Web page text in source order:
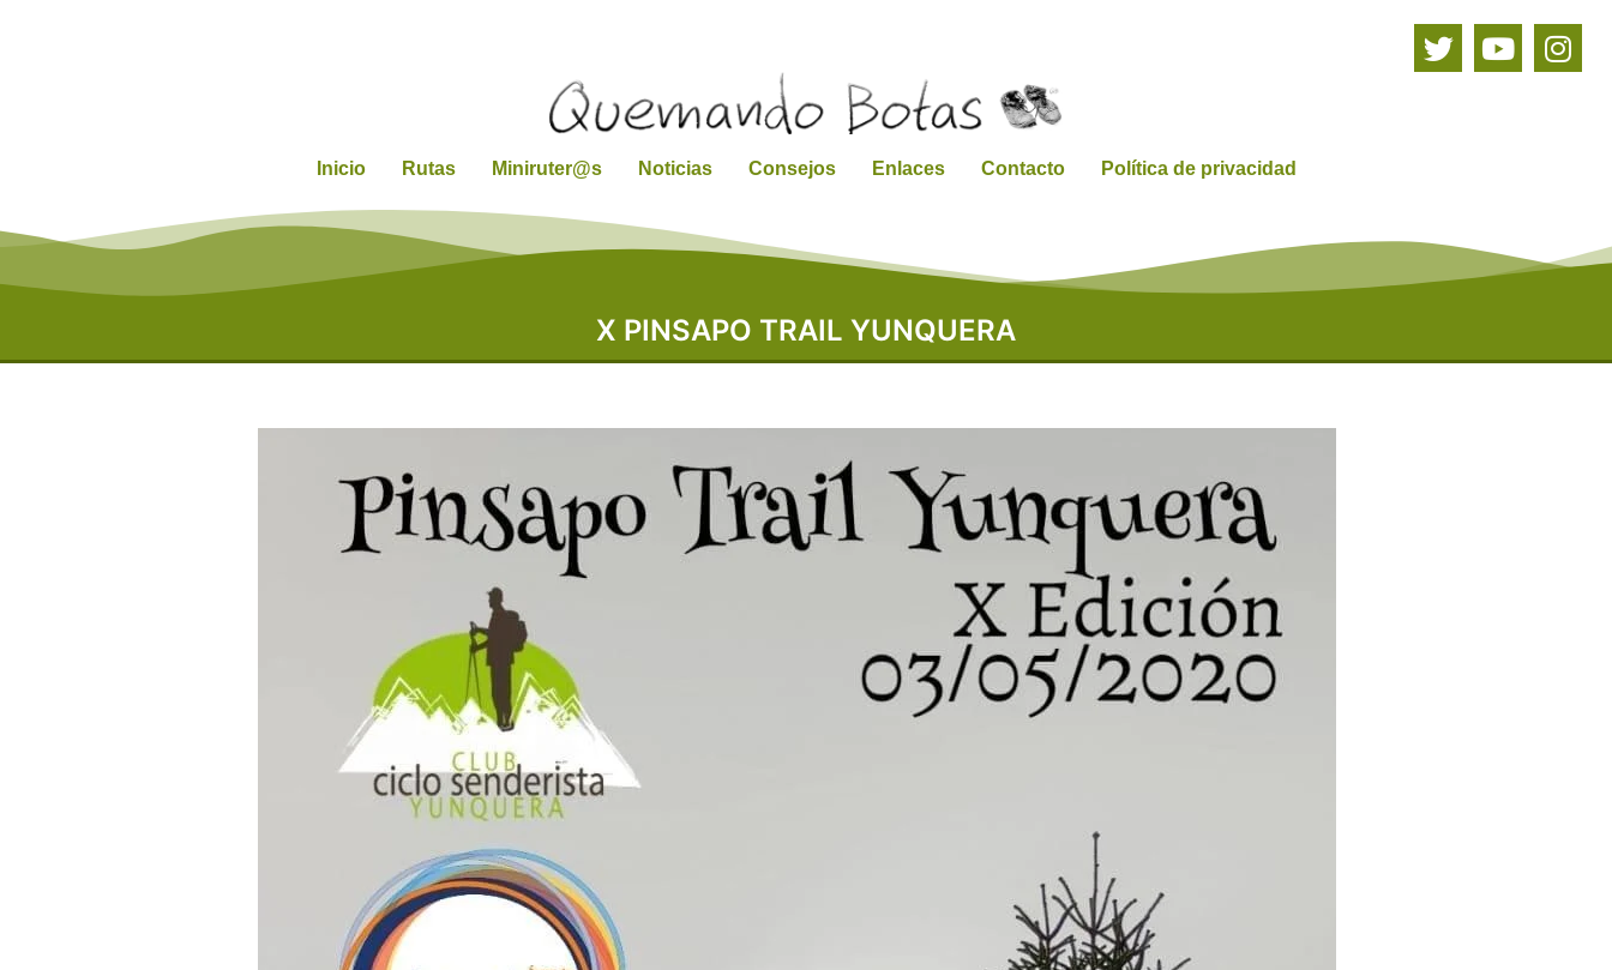
Inicio Rutas Miniruter@s Noticias Consejos Enlaces Contacto Política de privacidad
X PINSAPO TRAIL YUNQUERA